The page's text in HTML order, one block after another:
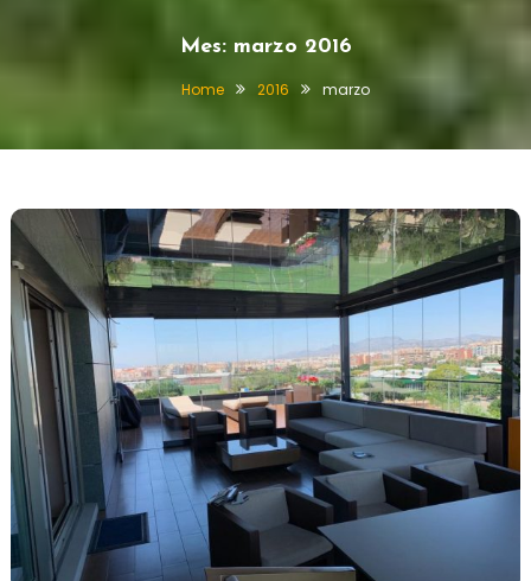
Mes: marzo 2016
Home 2016 marzo